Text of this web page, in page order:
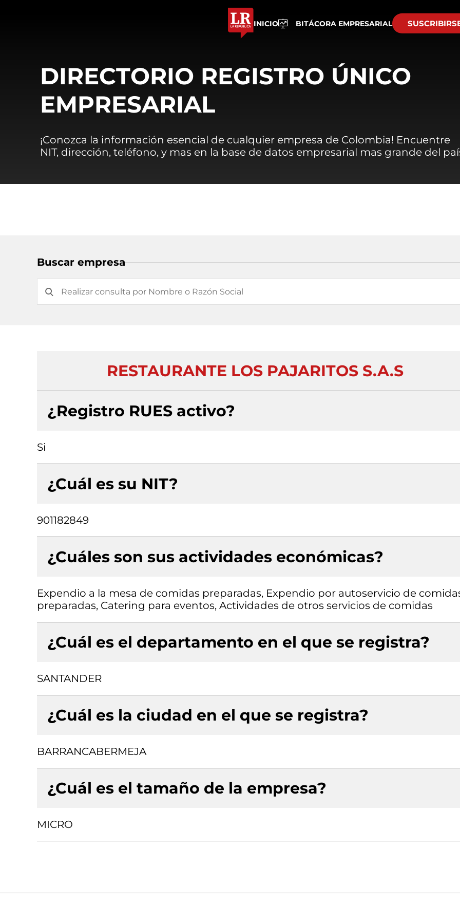
INICIO BITÁCORA EMPRESARIAL
DIRECTORIO REGISTRO ÚNICO
EMPRESARIAL
¡Conozca la información esencial de cualquier empresa de Colombia! Encuentre
NIT, dirección, teléfono, y mas en la base de datos empresarial mas grande del
Buscar empresa
RESTAURANTE LOS PAJARITOS S.A.S
¿Registro RUES activo?
Si
¿Cuál es su NIT?
901182849
¿Cuáles son sus actividades económicas?
Expendio a la mesa de comidas preparadas, Expendio por autoservicio de
preparadas, Catering para eventos, Actividades de otros servicios de comidas
¿Cuál es el departamento en el que se registra?
SANTANDER
¿Cuál es la ciudad en el que se registra?
BARRANCABERMEJA
¿Cuál es el tamaño de la empresa?
MICRO